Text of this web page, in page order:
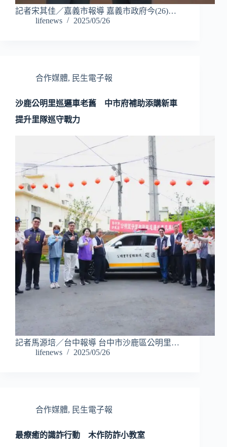
記者宋其佳／嘉義市報導 嘉義市政府今(26)…
lifenews
2025/05/26
合作媒體, 民生電子報
沙鹿公明里巡邏車老舊 中市府補助添購新車
提升里隊巡守戰力
記者馬源培／台中報導 台中市沙鹿區公明里…
lifenews
2025/05/26
合作媒體, 民生電子報
最療癒的識詐行動 木作防詐小教室